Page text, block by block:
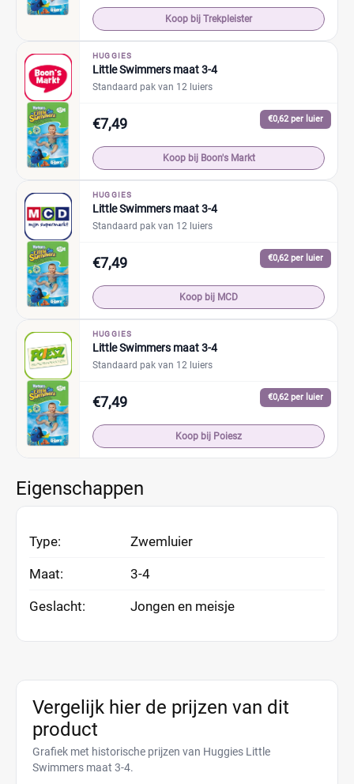
Koop bij Trekpleister
HUGGIES
Little Swimmers maat 3-4
Standaard pak van 12 luiers
€0,62 per luier
€7,49
Koop bij Boon's Markt
HUGGIES
Little Swimmers maat 3-4
Standaard pak van 12 luiers
€0,62 per luier
€7,49
Koop bij MCD
HUGGIES
Little Swimmers maat 3-4
Standaard pak van 12 luiers
€0,62 per luier
€7,49
Koop bij Poiesz
Eigenschappen
Type: Zwemluier
Maat: 3-4
Geslacht: Jongen en meisje
Vergelijk hier de prijzen van dit
product
Grafiek met historische prijzen van Huggies Little
Swimmers maat 3-4.